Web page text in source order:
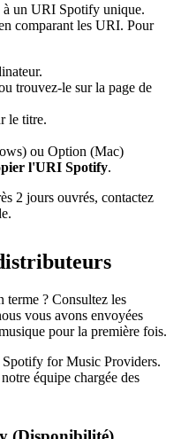
à un URI Spotify unique.
comparant les URI. Pour
trouvez-le sur la page de
le titre.
ou Option (Mac)
l'URI Spotify.
2 jours ouvrés, contactez
terme ? Consultez les
vous avons envoyées
pour la première fois.
Spotify for Music Providers.
équipe chargée des